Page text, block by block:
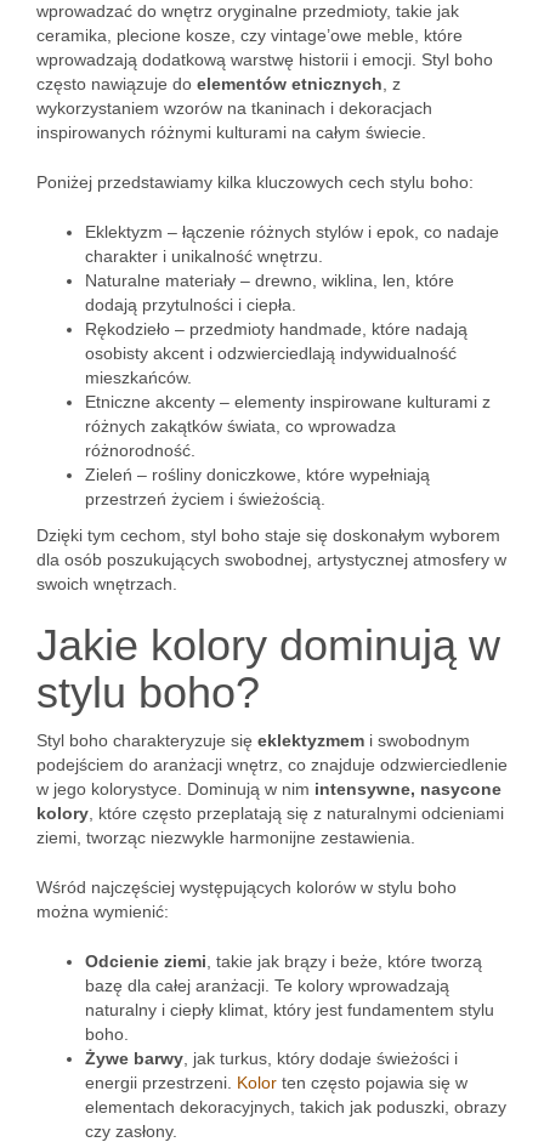
wprowadzać do wnętrz oryginalne przedmioty, takie jak
ceramika, plecione kosze, czy vintage’owe meble, które
wprowadzają dodatkową warstwę historii i emocji. Styl boho
często nawiązuje do elementów etnicznych , z
wykorzystaniem wzorów na tkaninach i dekoracjach
inspirowanych różnymi kulturami na całym świecie.
Poniżej przedstawiamy kilka kluczowych cech stylu boho:
Eklektyzm – łączenie różnych stylów i epok, co nadaje
charakter i unikalność wnętrzu.
Naturalne materiały – drewno, wiklina, len, które
dodają przytulności i ciepła.
Rękodzieło – przedmioty handmade, które nadają
osobisty akcent i odzwierciedlają indywidualność
mieszkańców.
Etniczne akcenty – elementy inspirowane kulturami z
różnych zakątków świata, co wprowadza
różnorodność.
Zieleń – rośliny doniczkowe, które wypełniają
przestrzeń życiem i świeżością.
Dzięki tym cechom, styl boho staje się doskonałym wyborem
dla osób poszukujących swobodnej, artystycznej atmosfery w
swoich wnętrzach.
Jakie kolory dominują w
stylu boho?
Styl boho charakteryzuje się eklektyzmem i swobodnym
podejściem do aranżacji wnętrz, co znajduje odzwierciedlenie
w jego kolorystyce. Dominują w nim intensywne, nasycone
kolory , które często przeplatają się z naturalnymi odcieniami
ziemi, tworząc niezwykle harmonijne zestawienia.
Wśród najczęściej występujących kolorów w stylu boho
można wymienić:
Odcienie ziemi , takie jak brązy i beże, które tworzą
bazę dla całej aranżacji. Te kolory wprowadzają
naturalny i ciepły klimat, który jest fundamentem stylu
boho.
Żywe barwy , jak turkus, który dodaje świeżości i
energii przestrzeni. Kolor ten często pojawia się w
elementach dekoracyjnych, takich jak poduszki, obrazy
czy zasłony.